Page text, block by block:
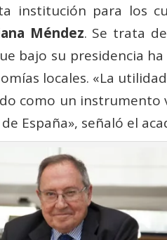
institución para los
Méndez. Se trata
bajo su presidencia
locales. «La
como un
España», señaló el